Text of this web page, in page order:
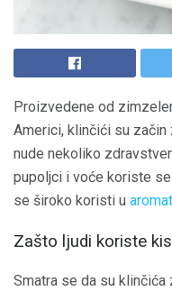
Proizvedene od
Americi, klinčići su začin
nude nekoliko
pupoljci i voće koriste
se široko koristi u
Zašto ljudi koriste
Smatra se da su